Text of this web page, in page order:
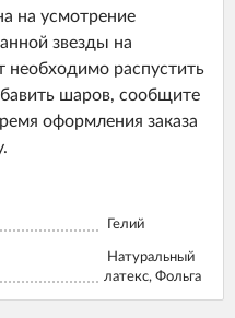
на усмотрение
звезды на
необходимо распустить
шаров, сообщите
оформления заказа
Гелий
Натуральный
латекс, Фольга